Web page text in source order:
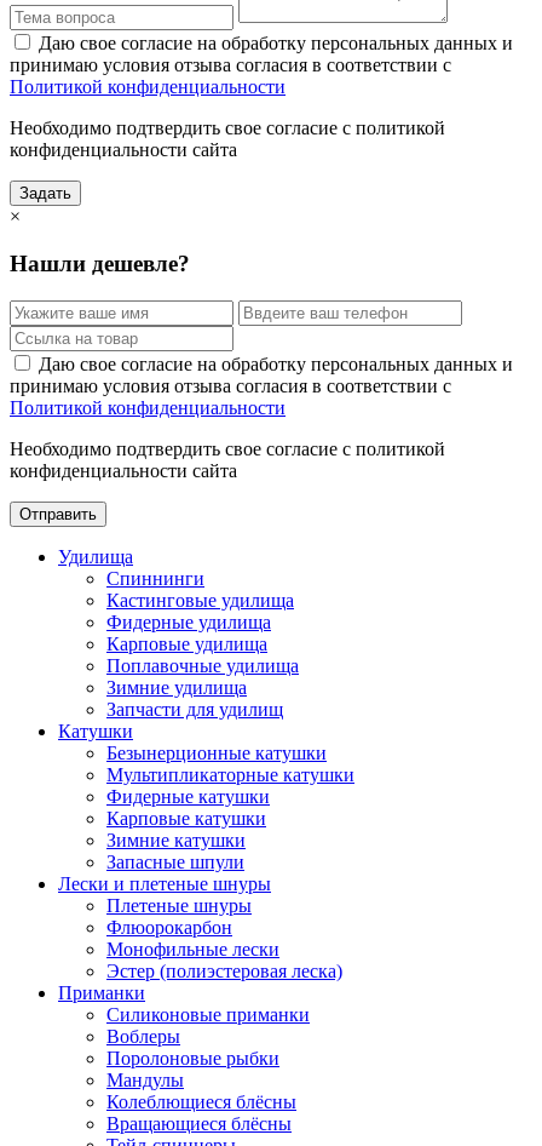
Даю свое согласие на обработку персональных данных и
принимаю условия отзыва согласия в соответствии с
Политикой конфиденциальности
Необходимо подтвердить свое согласие с политикой
конфиденциальности сайта
Задать
×
Нашли дешевле?
Даю свое согласие на обработку персональных данных и
принимаю условия отзыва согласия в соответствии с
Политикой конфиденциальности
Необходимо подтвердить свое согласие с политикой
конфиденциальности сайта
Отправить
Удилища
Спиннинги
Кастинговые удилища
Фидерные удилища
Карповые удилища
Поплавочные удилища
Зимние удилища
Запчасти для удилищ
Катушки
Безынерционные катушки
Мультипликаторные катушки
Фидерные катушки
Карповые катушки
Зимние катушки
Запасные шпули
Лески и плетеные шнуры
Плетеные шнуры
Флюорокарбон
Монофильные лески
Эстер (полиэстеровая леска)
Приманки
Силиконовые приманки
Воблеры
Поролоновые рыбки
Мандулы
Колеблющиеся блёсны
Вращающиеся блёсны